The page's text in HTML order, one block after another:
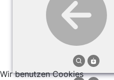
Wir benutzen Cookies